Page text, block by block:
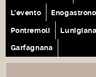
L'evento
Pontremoli Lunigiana
Garfagnana